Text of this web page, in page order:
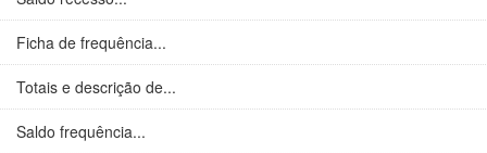
Ficha de frequência...
Totais e descrição de...
Saldo frequência...